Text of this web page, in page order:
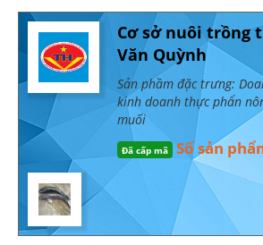
Cơ sở nuôi trồng
Văn Quỳnh
Sản phầm đặc trưng:
kinh doanh thực phẩn
muối
Đã cấp mã Số sản